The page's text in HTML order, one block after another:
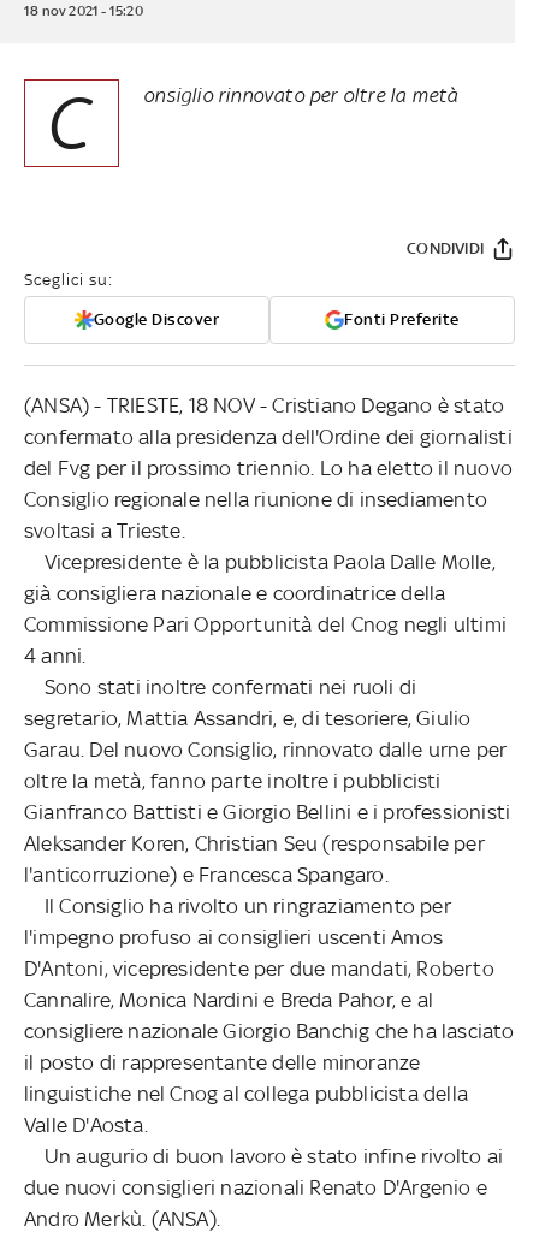
18 nov 2021 - 15:20
C onsiglio rinnovato per oltre la metà
Sceglici su:
Google Discover Fonti Preferite
CONDIVIDI
(ANSA) - TRIESTE, 18 NOV - Cristiano Degano è stato
confermato alla presidenza dell'Ordine dei giornalisti
del Fvg per il prossimo triennio. Lo ha eletto il nuovo
Consiglio regionale nella riunione di insediamento
svoltasi a Trieste.
Vicepresidente è la pubblicista Paola Dalle Molle,
già consigliera nazionale e coordinatrice della
Commissione Pari Opportunità del Cnog negli ultimi
4 anni.
Sono stati inoltre confermati nei ruoli di
segretario, Mattia Assandri, e, di tesoriere, Giulio
Garau. Del nuovo Consiglio, rinnovato dalle urne per
oltre la metà, fanno parte inoltre i pubblicisti
Gianfranco Battisti e Giorgio Bellini e i professionisti
Aleksander Koren, Christian Seu (responsabile per
l'anticorruzione) e Francesca Spangaro.
Il Consiglio ha rivolto un ringraziamento per
l'impegno profuso ai consiglieri uscenti Amos
D'Antoni, vicepresidente per due mandati, Roberto
Cannalire, Monica Nardini e Breda Pahor, e al
consigliere nazionale Giorgio Banchig che ha lasciato
il posto di rappresentante delle minoranze
linguistiche nel Cnog al collega pubblicista della
Valle D'Aosta.
Un augurio di buon lavoro è stato infine rivolto ai
due nuovi consiglieri nazionali Renato D'Argenio e
Andro Merkù. (ANSA).